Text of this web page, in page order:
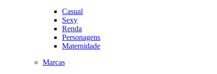
Casual
Sexy
Renda
Personagens
Maternidade
Marcas